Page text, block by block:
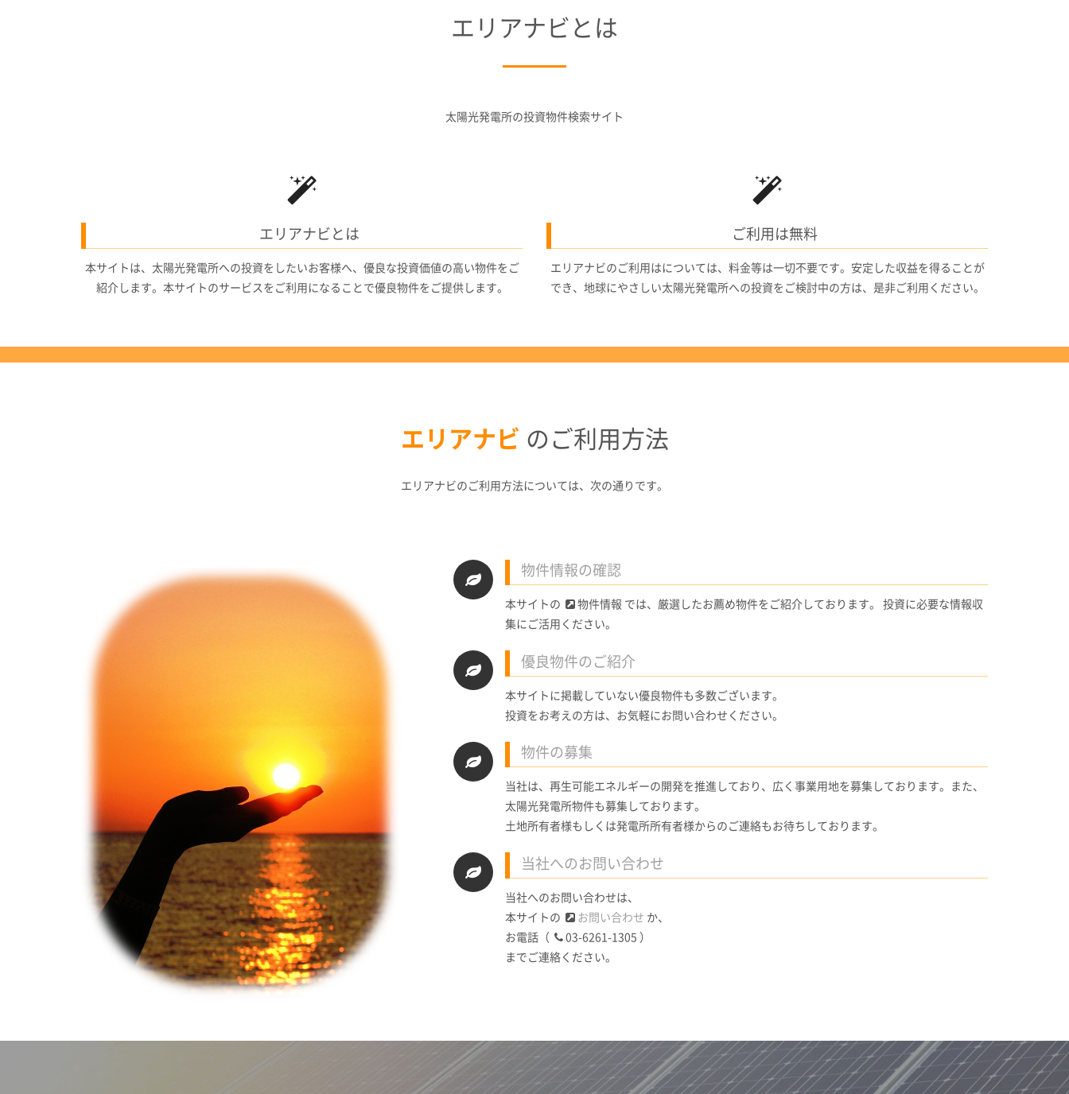
エリアナビとは
太陽光発電所の投資物件検索サイト
エリアナビとは
本サイトは、太陽光発電所への投資をしたいお客様へ、優良な投資価値の高い物件をご
紹介します。本サイトのサービスをご利用になることで優良物件をご提供します。
ご利用は無料
エリアナビのご利用はについては、料金等は一切不要です。安定した収益を得ることが
でき、地球にやさしい太陽光発電所への投資をご検討中の方は、是非ご利用ください。
エリアナビ のご利用方法
エリアナビのご利用方法については、次の通りです。
物件情報の確認
本サイトの
物件情報 では、厳選したお薦め物件をご紹介しております。 投資に必要な情報収
集にご活用ください。
優良物件のご紹介
本サイトに掲載していない優良物件も多数ございます。
投資をお考えの方は、お気軽にお問い合わせください。
物件の募集
当社は、再生可能エネルギーの開発を推進しており、広く事業用地を募集しております。また、
太陽光発電所物件も募集しております。
土地所有者様もしくは発電所所有者様からのご連絡もお待ちしております。
当社へのお問い合わせ
当社へのお問い合わせは、
本サイトの
お問い合わせ か、
お電話（
03-6261-1305 ）
までご連絡ください。